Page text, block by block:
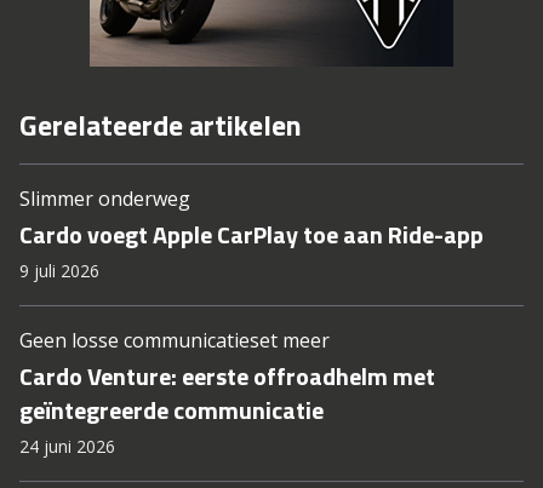
Gerelateerde artikelen
Slimmer onderweg
Cardo voegt Apple CarPlay toe aan Ride-app
9 juli 2026
Geen losse communicatieset meer
Cardo Venture: eerste offroadhelm met
geïntegreerde communicatie
24 juni 2026